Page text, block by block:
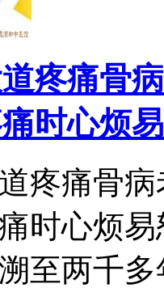
疼痛骨
时心烦易
疼痛骨
时心烦
至两千